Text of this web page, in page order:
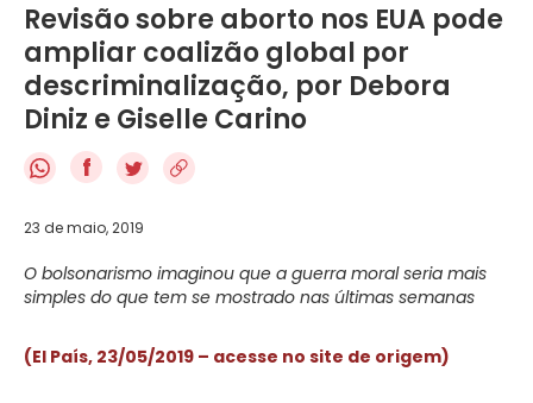
Revisão sobre aborto nos EUA pode
ampliar coalizão global por
descriminalização, por Debora
Diniz e Giselle Carino
f
23 de maio, 2019
O bolsonarismo imaginou que a guerra moral seria mais
simples do que tem se mostrado nas últimas semanas
(El País, 23/05/2019 – acesse no site de origem)